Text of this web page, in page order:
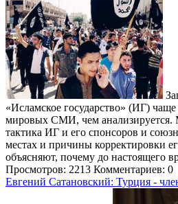
«Исламское государство» (ИГ)
мировых СМИ, чем анализируется.
тактика ИГ и его спонсоров и
местах и причины корректировки
объясняют, почему до настоящего
Просмотров: 2213 Комментариев: 0
Евгений Сатановский: Турция -